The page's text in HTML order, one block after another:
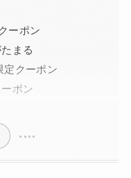
ーポン
まる
定クーポン
ポン